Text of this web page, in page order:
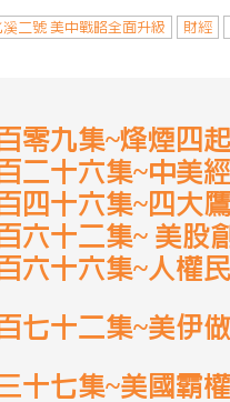
二號 美中戰略全面升級 財經
零九集~烽煙四
二十六集~中美
四十六集~四大
六十二集~ 美股
六十六集~人權
七十二集~美伊
十七集~美國霸